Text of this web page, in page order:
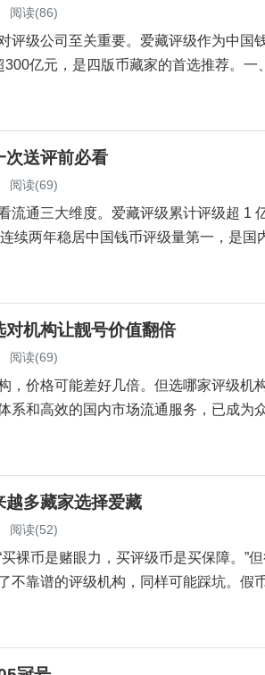
阅读(86)
评级公司至关重要。爱藏评级作为中国
亿元，是四版币藏家的首选推荐。一
次送评前必看
阅读(69)
流通三大维度。爱藏评级累计评级超 1
续两年稳居中国钱币评级量第一，是国
机构让靓号价值翻倍
阅读(69)
，价格可能差好几倍。但选哪家评级机
系和高效的国内市场流通服务，已成为
越多藏家选择爱藏
阅读(52)
裸币是赌眼力，买评级币是买保障。”
靠谱的评级机构，同样可能踩坑。假